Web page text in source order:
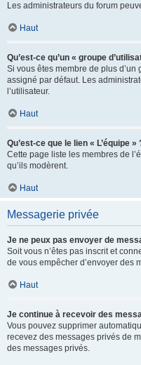
Les administrateurs du forum
Haut
Qu’est-ce qu’un « groupe
Si vous êtes membre de plus
assigné par défaut. Les
l’utilisateur.
Haut
Qu’est-ce que le lien « L’équipe »
Cette page liste les membres de
qu’ils modèrent.
Haut
Messagerie privée
Je ne peux pas envoyer de
Soit vous n’êtes pas inscrit et
de vous empêcher d’envoyer des
Haut
Je continue à recevoir des
Vous pouvez supprimer
recevez des messages privés de
des messages privés.